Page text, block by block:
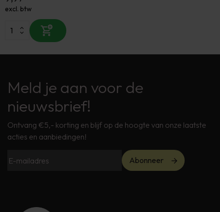
excl. btw
Meld je aan voor de
nieuwsbrief!
Ontvang €5,- korting en blijf op de hoogte van onze laatste
acties en aanbiedingen!
Abonneer